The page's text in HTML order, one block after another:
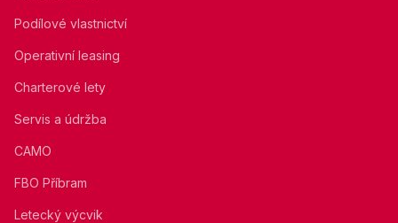
Podílové vlastnictví
Operativní leasing
Charterové lety
Servis a údržba
CAMO
FBO Příbram
Letecký výcvik